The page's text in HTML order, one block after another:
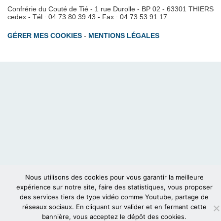
Confrérie du Couté de Tié - 1 rue Durolle - BP 02 - 63301 THIERS
cedex - Tél : 04 73 80 39 43 - Fax : 04.73.53.91.17
GÉRER MES COOKIES - MENTIONS LÉGALES
Nous utilisons des cookies pour vous garantir la meilleure
expérience sur notre site, faire des statistiques, vous proposer
des services tiers de type vidéo comme Youtube, partage de
réseaux sociaux. En cliquant sur valider et en fermant cette
bannière, vous acceptez le dépôt des cookies.